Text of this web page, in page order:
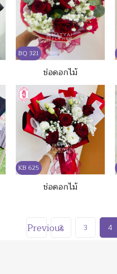
BQ 321
ช่อดอกไม้
KB 625
ช่อดอกไม้
Previous
2 3 4